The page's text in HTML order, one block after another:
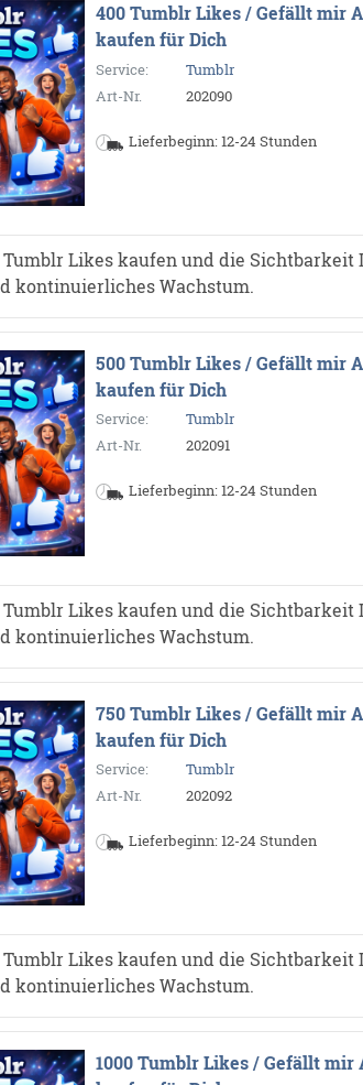
400 Tumblr Likes / Gefällt mir
kaufen für Dich
Service:
Tumblr
Art-Nr.
202090
Lieferbeginn: 12-24 Stunden
Likes kaufen und die
kontinuierliches Wachstum.
500 Tumblr Likes / Gefällt mir
kaufen für Dich
Service:
Tumblr
Art-Nr.
202091
Lieferbeginn: 12-24 Stunden
Likes kaufen und die
kontinuierliches Wachstum.
750 Tumblr Likes / Gefällt mir
kaufen für Dich
Service:
Tumblr
Art-Nr.
202092
Lieferbeginn: 12-24 Stunden
Likes kaufen und die
kontinuierliches Wachstum.
1000 Tumblr Likes / Gefällt mir